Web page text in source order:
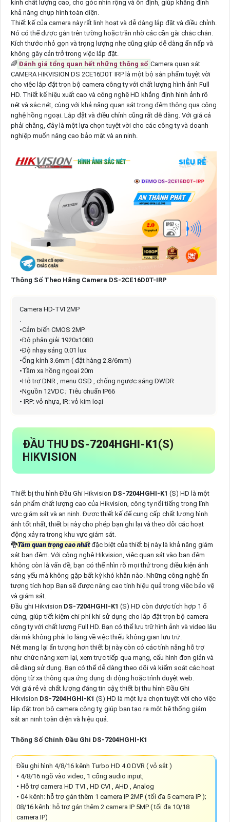
kính chất lượng cao, cho góc nhìn rộng và ổn định, giúp khẳng định
khả năng chụp hình toàn diện.
Thiết kế của camera này rất linh hoạt và dễ dàng lắp đặt và điều chỉnh.
Nó có thể được gắn trên tường hoặc trần nhờ các cần gài chắc chắn.
Kích thước nhỏ gọn và trọng lượng nhẹ cũng giúp dễ dàng ẩn nấp và
không gây cản trở trong việc lắp đặt.
🌈 Đánh giá tổng quan hết những thông số Camera quan sát
CAMERA HIKVISION DS 2CE16D0T IRP là một bộ sản phẩm tuyệt vời
cho việc lắp đặt trọn bộ camera công ty với chất lượng hình ảnh Full
HD. Thiết kế hiệu xuất cao và công nghệ HD khẳng định hình ảnh rõ
nét và sắc nét, cùng với khả năng quan sát trong đêm thông qua công
nghệ hồng ngoại. Lắp đặt và điều chỉnh cũng rất dễ dàng. Với giá cả
phải chăng, đây là một lựa chọn tuyệt vời cho các công ty và doanh
nghiệp muốn nâng cao bảo mật và an ninh.
Thông Số Theo Hãng Camera DS-2CE16D0T-IRP
Camera HD-TVI 2MP
•Cảm biến CMOS 2MP
•Độ phân giải 1920x1080
•Độ nhạy sáng 0.01 lux
•Ống kính 3.6mm ( đặt hàng 2.8/6mm)
•Tầm xa hồng ngoại 20m
•Hỗ trợ DNR , menu OSD , chống ngược sáng DWDR
•Nguồn 12VDC ; Tiêu chuẩn IP66
• IRP: vỏ nhựa, IR: vỏ kim loại
ĐẦU THU DS-7204HGHI-K1(S)
HIKVISION
Thiết bị thu hình Đầu Ghi Hikvision DS-7204HGHI-K1 (S) HD là một
sản phẩm chất lượng cao của Hikvision, công ty nổi tiếng trong lĩnh
vực giám sát và an ninh. Được thiết kế để cung cấp chất lượng hình
ảnh tốt nhất, thiết bị này cho phép bạn ghi lại và theo dõi các hoạt
động xảy ra trong khu vực giám sát.
🐉️Tầm quan trọng cao nhấtđặc biệt của thiết bị này là khả năng giám
sát ban đêm. Với công nghệ Hikvision, việc quan sát vào ban đêm
không còn là vấn đề, bạn có thể nhìn rõ mọi thứ trong điều kiện ánh
sáng yếu mà không gặp bất kỳ khó khăn nào. Những công nghệ ấn
tượng tích hợp Bạn sẽ được nâng cao tính hiệu quả trong việc bảo vệ
và giám sát.
Đầu ghi Hikvision DS-7204HGHI-K1 (S) HD còn được tích hợp 1 ổ
cứng, giúp tiết kiệm chi phí khi sử dụng cho lắp đặt trọn bộ camera
công ty với chất lượng Full HD. Bạn có thể lưu trữ hình ảnh và video lâu
dài mà không phải lo lắng về việc thiếu không gian lưu trữ.
Nét mang lại ấn tượng hơn thiết bị này còn có các tính năng hỗ trợ
như chức năng xem lại, xem trực tiếp qua mạng, cấu hình đơn giản và
dễ dàng sử dụng. Bạn có thể dễ dàng theo dõi và kiểm soát các hoạt
động từ xa thông qua ứng dụng di động hoặc trình duyệt web.
Với giá rẻ và chất lượng đáng tin cậy, thiết bị thu hình Đầu Ghi
Hikvision DS-7204HGHI-K1 (S) HD là một lựa chọn tuyệt vời cho việc
lắp đặt trọn bộ camera công ty, giúp bạn tạo ra một hệ thống giám
sát an ninh toàn diện và hiệu quả.
Thông Số Chính Đầu Ghi DS-7204HGHI-K1
Đầu ghi hình 4/8/16 kênh Turbo HD 4.0 DVR ( vỏ sắt )
• 4/8/16 ngõ vào video, 1 cổng audio input,
• Hỗ trợ camera HD TVI , HD CVI , AHD , Analog
• 04 kênh: hỗ trợ gán thêm 1 camera IP 2MP ( tối đa 5 camera IP );
08/16 kênh: hỗ trợ gán thêm 2 camera IP 5MP ( tối đa 10/18
camera IP)